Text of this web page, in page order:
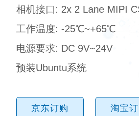
相机接口: 2x 2 Lane MIPI
工作温度: -25℃~+65℃
电源要求: DC 9V~24V
预装Ubuntu系统
京东订购 淘宝